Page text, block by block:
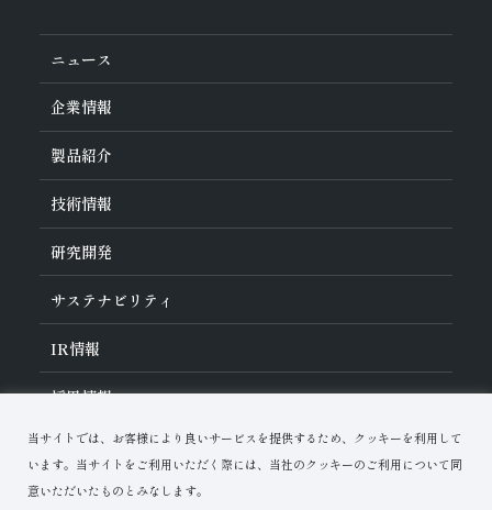
当サイトでは、お客様により良いサービスを提供するため、クッキーを利用して
います。当サイトをご利用いただく際には、当社のクッキーのご利用について同
意いただいたものとみなします。
ニュース
企業情報
旭ダイヤについて
ダイヤの輪
ご挨拶
会社概要
役員紹介
事業紹介
活動拠点
製品紹介
業種から探す
工具の種類から探す
加工方法から探す
ワークから探す
技術情報
ダイヤモンド工具・
教えて！研削工具
ご使⽤上の注意
各製品の安全な取扱いについて
トラブルシューティング
研究開発
研究開発について
対外発表一覧
イノベーションストーリー
サステナビリティ
サステナビリティポリシー
コーポレート・ガバナンス
マテリアリティ
リスクマネジメント（BCM）
環境への取り組み
IR情報
IR資料室
IRカレンダー
株式に関する諸手続き
ディスクロージャーポリシー
採用情報
資料ダウンロード
お問い合わせ